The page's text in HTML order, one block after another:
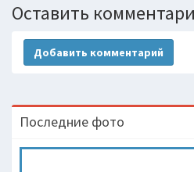
Оставить
Добавить комментарий
Последние фото